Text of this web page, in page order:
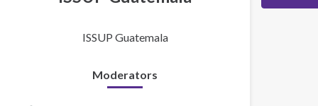
ISSUP Guatemala
Moderators